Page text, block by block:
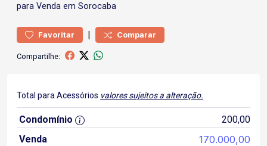
para Venda em Sorocaba
Favoritar | Comparar
Compartilhe:
Total para Acessórios valores sujeitos a alteração.
Condomínio
200,00
Venda
170.000,00